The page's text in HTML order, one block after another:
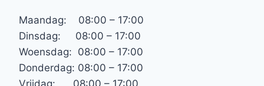
Maandag: 08:00 – 17:00
Dinsdag: 08:00 – 17:00
Woensdag: 08:00 – 17:00
Donderdag: 08:00 – 17:00
Vrijdag: 08:00 – 17:00